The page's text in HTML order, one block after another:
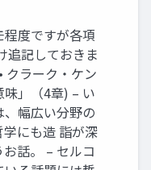
程度ですが各項
追記しておきま
クラーク・ケン
味」（4章) – い
幅広い分野の
にも造 詣が深
話。 – セルコ